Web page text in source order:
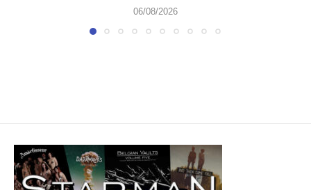
06/08/2026